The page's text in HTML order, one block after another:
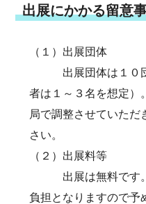
出展にかかる留意
（１）出展団体
出展団体は１０団
者は１～３名を想定）
局で調整させていただ
さい。
（２）出展料等
出展は無料です。
負担となりますので予